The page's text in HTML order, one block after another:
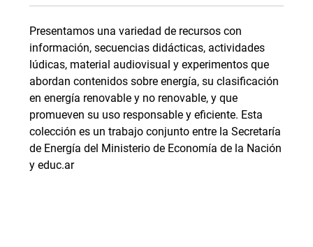
Presentamos una variedad de recursos con
información, secuencias didácticas, actividades
lúdicas, material audiovisual y experimentos que
abordan contenidos sobre energía, su clasificación
en energía renovable y no renovable, y que
promueven su uso responsable y eficiente. Esta
colección es un trabajo conjunto entre la Secretaría
de Energía del Ministerio de Economía de la Nación
y educ.ar